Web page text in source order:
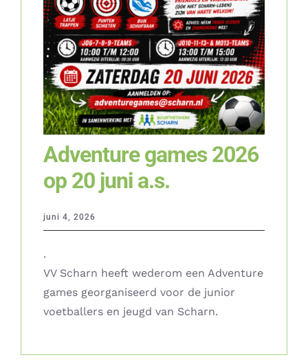
Adventure games 2026
op 20 juni a.s.
juni 4, 2026
.
VV Scharn heeft wederom een Adventure
games georganiseerd voor de junior
voetballers en jeugd van Scharn.